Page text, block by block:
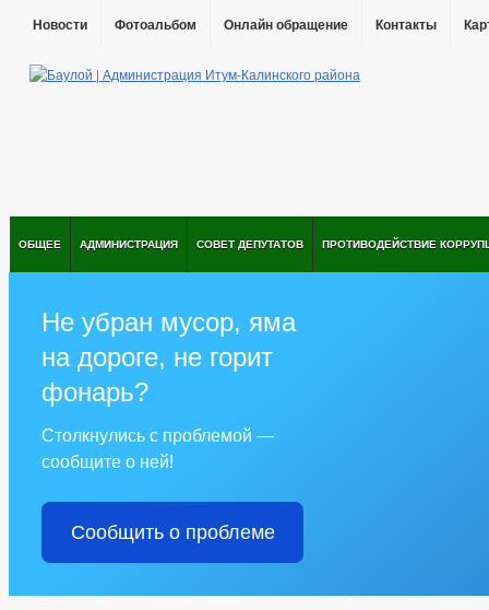
Новости Фотоальбом Онлайн обращение Контакты
ОБЩЕЕ АДМИНИСТРАЦИЯ СОВЕТ ДЕПУТАТОВ ПРОТИВОДЕЙСТВИЕ
Не убран мусор, яма
на дороге, не горит
фонарь?
Столкнулись с проблемой —
сообщите о ней!
Сообщить о проблеме